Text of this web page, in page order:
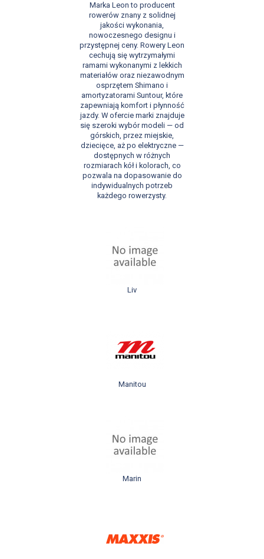
Marka Leon to producent
rowerów znany z solidnej
jakości wykonania,
nowoczesnego designu i
przystępnej ceny. Rowery Leon
cechują się wytrzymałymi
ramami wykonanymi z lekkich
materiałów oraz niezawodnym
osprzętem Shimano i
amortyzatorami Suntour, które
zapewniają komfort i płynność
jazdy. W ofercie marki znajduje
się szeroki wybór modeli — od
górskich, przez miejskie,
dziecięce, aż po elektryczne —
dostępnych w różnych
rozmiarach kół i kolorach, co
pozwala na dopasowanie do
indywidualnych potrzeb
każdego rowerzysty.
Liv
Manitou
Marin